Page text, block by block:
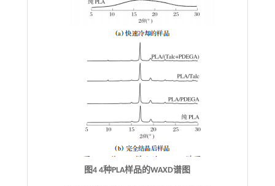
图4 4种PLA样品的WAXD谱图